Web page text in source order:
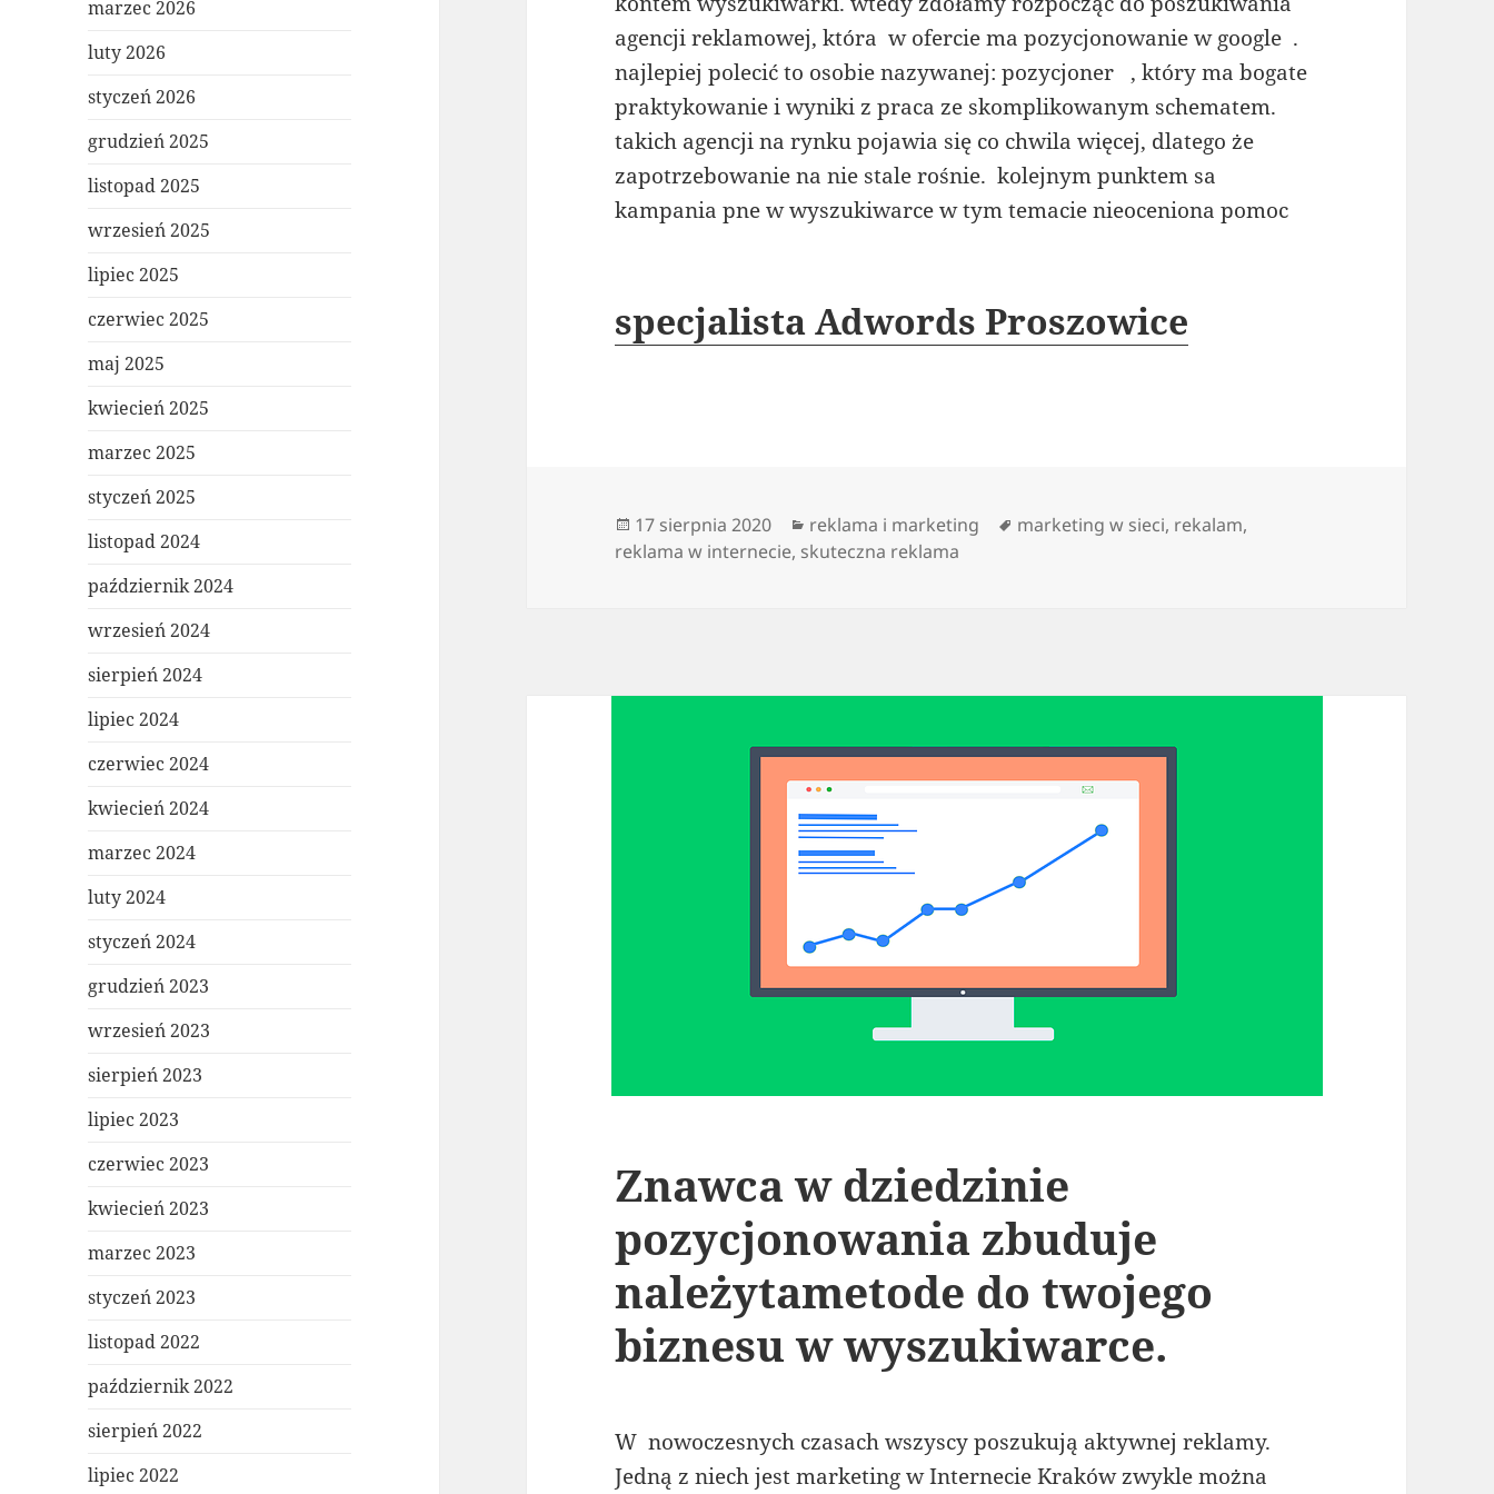
marzec 2026
luty 2026
styczeń 2026
grudzień 2025
listopad 2025
wrzesień 2025
lipiec 2025
czerwiec 2025
maj 2025
kwiecień 2025
marzec 2025
styczeń 2025
listopad 2024
październik 2024
wrzesień 2024
sierpień 2024
lipiec 2024
czerwiec 2024
kwiecień 2024
marzec 2024
luty 2024
styczeń 2024
grudzień 2023
wrzesień 2023
sierpień 2023
lipiec 2023
czerwiec 2023
kwiecień 2023
marzec 2023
styczeń 2023
listopad 2022
październik 2022
sierpień 2022
lipiec 2022
agencji reklamowej, która w ofercie ma pozycjonowanie w google .
najlepiej polecić to osobie nazywanej: pozycjoner , który ma bogate
praktykowanie i wyniki z praca ze skomplikowanym schematem.
takich agencji na rynku pojawia się co chwila więcej, dlatego że
zapotrzebowanie na nie stale rośnie. kolejnym punktem sa
kampania pne w wyszukiwarce w tym temacie nieoceniona pomoc
specjalista Adwords Proszowice
Data
publikacji
17 sierpnia 2020 Kategorie
reklama i marketing Tagi
marketing w sieci, rekalam,
reklama w internecie, skuteczna reklama
Znawca w dziedzinie
pozycjonowania zbuduje
należytametode do twojego
biznesu w wyszukiwarce.
W nowoczesnych czasach wszyscy poszukują aktywnej reklamy.
Jedną z niech jest marketing w Internecie Kraków zwykle można